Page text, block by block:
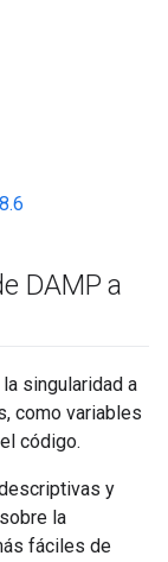
8.6
DAMP a
singularidad a
como variables
código.
y
la
fáciles de